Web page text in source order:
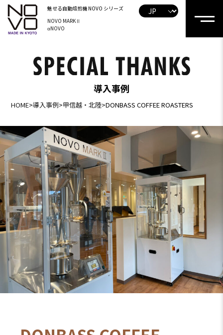
魅せる自動焙煎機 NOVO シリーズ
NOVO MARKⅡ
αNOVO
導入事例
HOME>導入事例>甲信越・北陸>DONBASS COFFEE ROASTERS